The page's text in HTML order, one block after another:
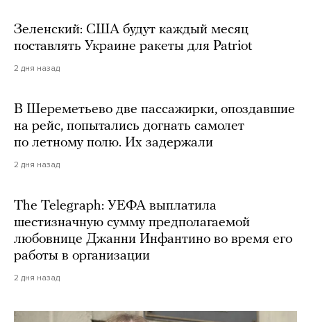
Зеленский: США будут каждый месяц
поставлять Украине ракеты для Patriot
2 дня назад
В Шереметьево две пассажирки, опоздавшие
на рейс, попытались догнать самолет
по летному полю. Их задержали
2 дня назад
The Telegraph: УЕФА выплатила
шестизначную сумму предполагаемой
любовнице Джанни Инфантино во время его
работы в организации
2 дня назад